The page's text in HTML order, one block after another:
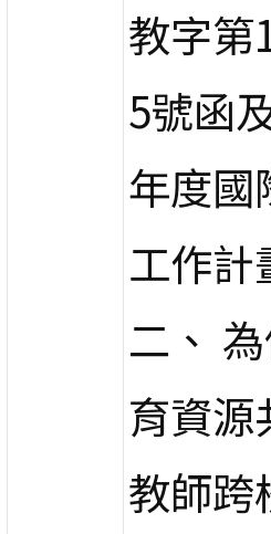
教字第
5號函
年度國
工作計
二、
育資源
教師跨